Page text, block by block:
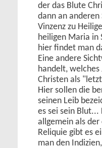
der das Blute
dann an anderen
Vinzenz zu
heiligen Maria in
hier findet man
Eine andere
handelt, welches
Christen als
Hier sollen die
seinen Leib
es sei sein Blut...
allgemein als der
Reliquie gibt es
man den